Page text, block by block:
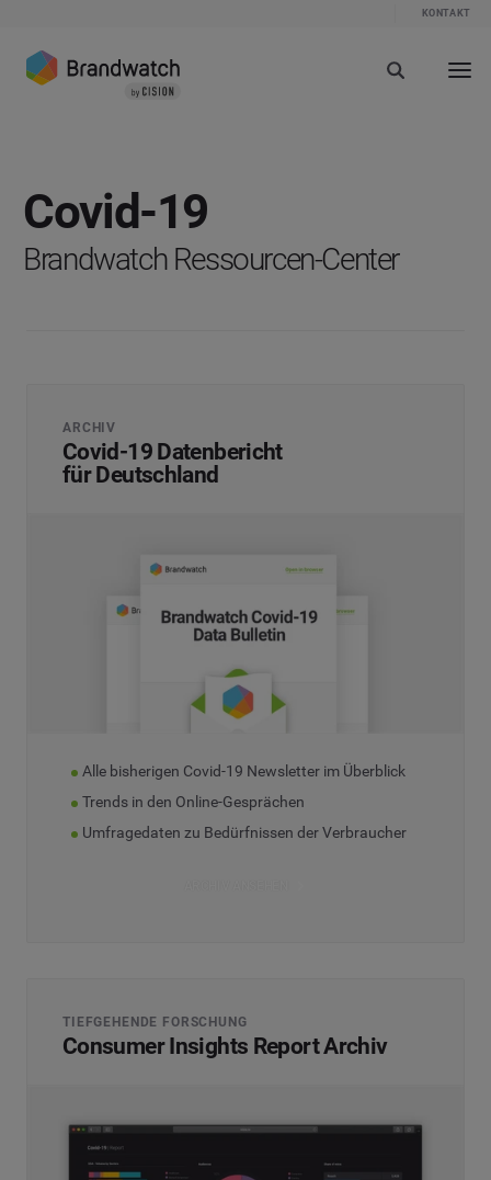
KONTAKT
Covid-19
Brandwatch Ressourcen-Center
ARCHIV
Covid-19 Datenbericht
für Deutschland
Alle bisherigen Covid-19 Newsletter im Überblick
Trends in den Online-Gesprächen
Umfragedaten zu Bedürfnissen der Verbraucher
TIEFGEHENDE FORSCHUNG
Consumer Insights Report Archiv